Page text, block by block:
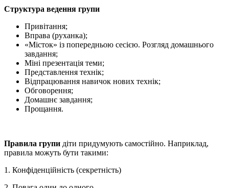
Структура ведення групи
Привітання;
Вправа (руханка);
«Місток» із попередньою сесією. Розгляд домашнього
завдання;
Міні презентація теми;
Представлення технік;
Відпрацювання навичок нових технік;
Обговорення;
Домашнє завдання;
Прощання.
Правила групи діти придумують самостійно. Наприклад,
правила можуть бути такими:
1. Конфіденційність (секретність)